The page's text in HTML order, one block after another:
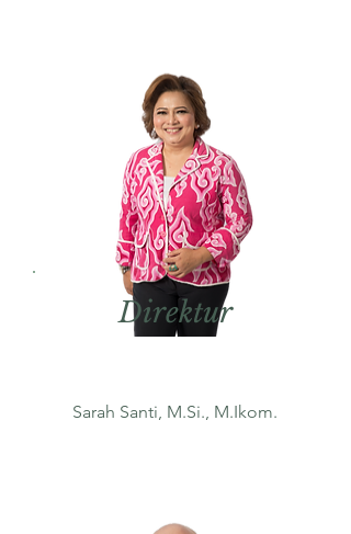
Direktur
Sarah Santi, M.Si., M.Ikom.